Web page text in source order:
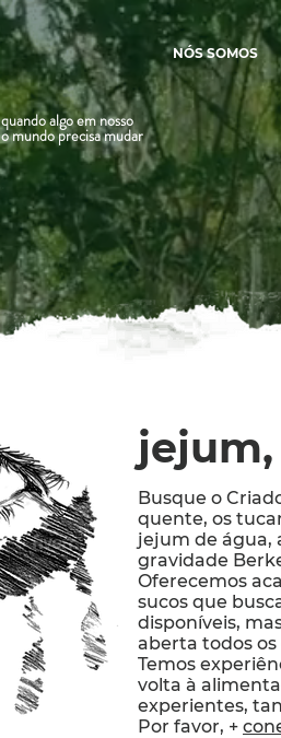
quando algo em nosso
o mundo precisa mudar
NÓS SOMOS
Busque o
quente, os
jejum de água,
gravidade
Oferecemos
sucos que
disponíveis,
aberta todos
Temos
volta à
experientes,
Por favor, +